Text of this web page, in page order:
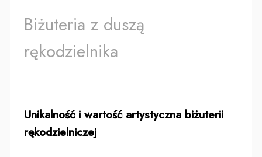
Biżuteria z duszą
rękodzielnika
Unikalność i wartość artystyczna biżuterii
rękodzielniczej